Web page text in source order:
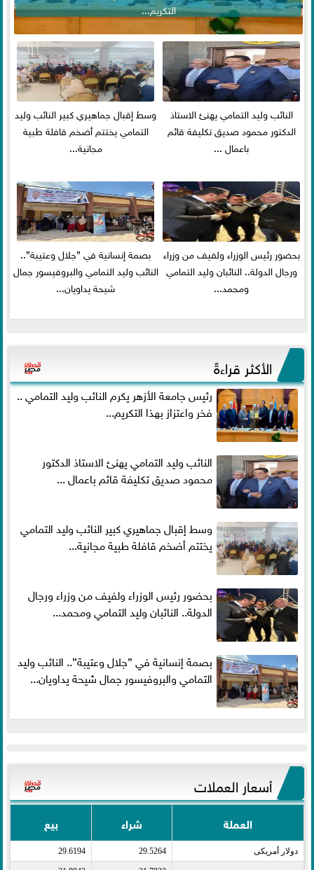
التكريم...
النائب وليد التمامي يهنئ الاستاذ
الدكتور محمود صديق تكليفة قائم
باعمال ...
وسط إقبال جماهيري كبير النائب وليد
التمامي يختتم أضخم قافلة طبية
مجانية...
بحضور رئيس الوزراء ولفيف من وزراء
ورجال الدولة.. النائبان وليد التمامي
ومحمد...
بصمة إنسانية في ”جلال وعتيبة”..
النائب وليد التمامي والبروفيسور جمال
شيحة يداويان...
الأكثر قراءةً
رئيس جامعة الأزهر يكرم النائب وليد التمامي ..
فخر واعتزاز بهذا التكريم...
النائب وليد التمامي يهنئ الاستاذ الدكتور
محمود صديق تكليفة قائم باعمال ...
وسط إقبال جماهيري كبير النائب وليد التمامي
يختتم أضخم قافلة طبية مجانية...
بحضور رئيس الوزراء ولفيف من وزراء ورجال
الدولة.. النائبان وليد التمامي ومحمد...
بصمة إنسانية في ”جلال وعتيبة”.. النائب وليد
التمامي والبروفيسور جمال شيحة يداويان...
أسعار العملات
العملة شراء بيع
دولار أمريكى​ 29.5264
29.6194